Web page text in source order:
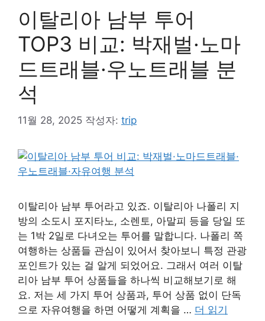
이탈리아 남부 투어
TOP3 비교: 박재벌·노마
드트래블·우노트래블 분
석
11월 28, 2025 작성자: trip
이탈리아 남부 투어라고 있죠. 이탈리아 나폴리 지
방의 소도시 포지타노, 소렌토, 아말피 등을 당일 또
는 1박 2일로 다녀오는 투어를 말합니다. 나폴리 쪽
여행하는 상품들 관심이 있어서 찾아보니 특정 관광
포인트가 있는 걸 알게 되었어요. 그래서 여러 이탈
리아 남부 투어 상품들을 하나씩 비교해보기로 해
요. 저는 세 가지 투어 상품과, 투어 상품 없이 단독
으로 자유여행을 하면 어떻게 계획을 … 더 읽기